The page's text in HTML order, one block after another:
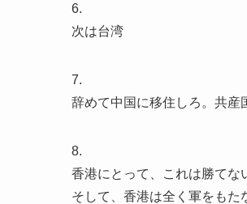
6.
次は台湾
7.
辞めて中国に移住しろ。共産
8.
香港にとって、これは勝てな
そして、香港は全く軍をもた